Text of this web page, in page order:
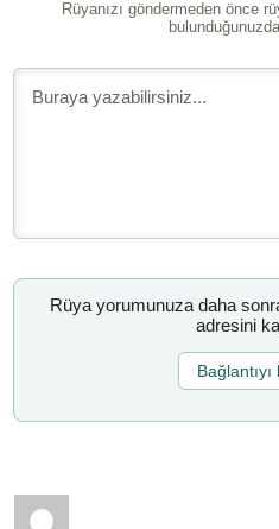
Rüyanızı göndermeden önce
Rüya yorumunuza daha
adresini